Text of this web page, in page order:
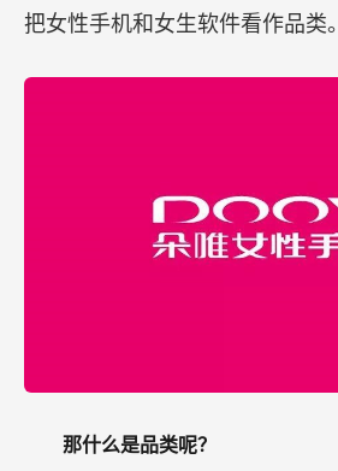
把女性手机和女生软件看作品类。
那什么是品类呢？